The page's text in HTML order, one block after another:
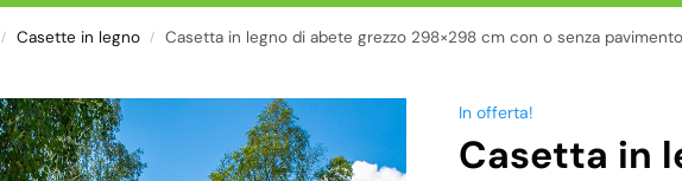
/ Casette in legno / Casetta in legno di abete grezzo 298×298 cm con o senza
In offerta!
Casetta in